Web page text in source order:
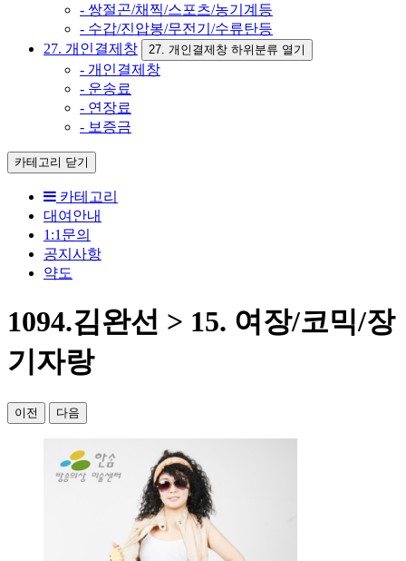
- 쌍절곤/채찍/스포츠/농기계등
- 수갑/진압봉/무전기/수류탄등
27. 개인결제창
27. 개인결제창 하위분류 열기
- 개인결제창
- 운송료
- 연장료
- 보증금
카테고리 닫기
카테고리
대여안내
1:1문의
공지사항
약도
1094.김완선 > 15. 여장/코믹/장
기자랑
이전 다음